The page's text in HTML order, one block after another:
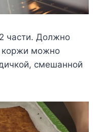
части. Должно
коржи можно
смешанной